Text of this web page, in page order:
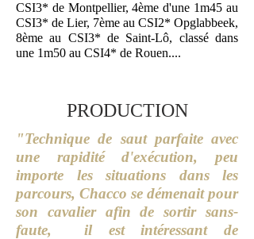
CSI3* de Montpellier, 4ème d'une 1m45 au
CSI3* de Lier, 7ème au CSI2* Opglabbeek,
8ème au CSI3* de Saint-Lô, classé dans
une 1m50 au CSI4* de Rouen....
PRODUCTION
"Technique de saut parfaite avec
une rapidité d'exécution, peu
importe les situations dans les
parcours, Chacco se démenaitpour
son cavalier afin de sortir sans-
faute, il est intéressant de